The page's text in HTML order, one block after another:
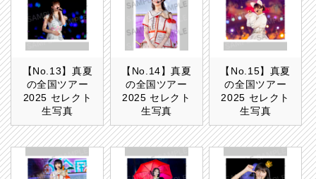
【No.13】真夏
の全国ツアー
2025 セレクト
生写真
【No.14】真夏
の全国ツアー
2025 セレクト
生写真
【No.15】真夏
の全国ツアー
2025 セレクト
生写真